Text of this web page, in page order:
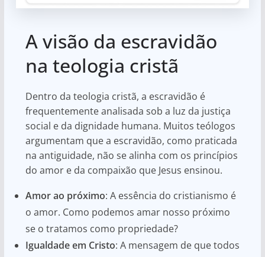
A visão da escravidão
na teologia cristã
Dentro da teologia cristã, a escravidão é
frequentemente analisada sob a luz da justiça
social e da dignidade humana. Muitos teólogos
argumentam que a escravidão, como praticada
na antiguidade, não se alinha com os princípios
do amor e da compaixão que Jesus ensinou.
Amor ao próximo: A essência do cristianismo é
o amor. Como podemos amar nosso próximo
se o tratamos como propriedade?
Igualdade em Cristo: A mensagem de que todos